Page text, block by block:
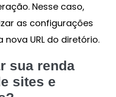
Nesse caso,
as configurações
URL do diretório.
sua renda
sites e